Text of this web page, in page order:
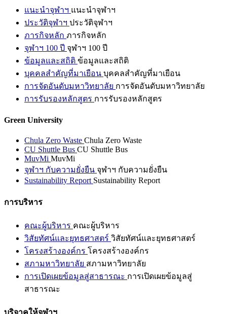
แนะนำจุฬาฯ แนะนำจุฬาฯ
ประวัติจุฬาฯ ประวัติจุฬาฯ
ภารกิจหลัก ภารกิจหลัก
จุฬาฯ 100 ปี จุฬาฯ 100 ปี
ข้อมูลและสถิติ ข้อมูลและสถิติ
บุคคลสำคัญที่มาเยือน บุคคลสำคัญที่มาเยือน
การจัดอันดับมหาวิทยาลัย การจัดอันดับมหาวิทยาลัย
การรับรองหลักสูตร การรับรองหลักสูตร
Green University
Chula Zero Waste Chula Zero Waste
CU Shuttle Bus CU Shuttle Bus
MuvMi MuvMi
จุฬาฯ กับความยั่งยืน จุฬาฯ กับความยั่งยืน
Sustainability Report Sustainability Report
การบริหาร
คณะผู้บริหาร คณะผู้บริหาร
วิสัยทัศน์และยุทธศาสตร์ วิสัยทัศน์และยุทธศาสตร์
โครงสร้างองค์กร โครงสร้างองค์กร
สภามหาวิทยาลัย สภามหาวิทยาลัย
การเปิดเผยข้อมูลสู่สาธารณะ การเปิดเผยข้อมูลสู่
สาธารณะ